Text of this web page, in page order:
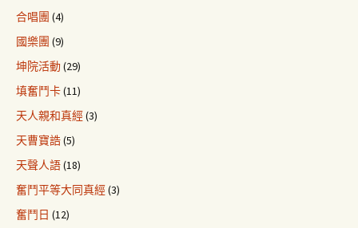
合唱團 (4)
國樂團 (9)
坤院活動(29)
填奮鬥卡(11)
天人親和真經(3)
天曹寶誥(5)
天聲人語(18)
奮鬥平等大同真經(3)
奮鬥日 (12)